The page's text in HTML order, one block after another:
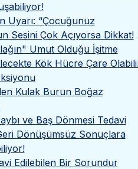
Uyarı: “Çocuğunuz
Sesini Çok Açıyorsa Dikkat!
Umut Olduğu İşitme
Kök Hücre Çare
Kulak Burun Boğaz
ve Baş Dönmesi Tedavi
Dönüşümsüz Sonuçlara
Edilebilen Bir Sorundur